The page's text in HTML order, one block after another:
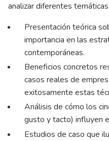
analizar diferentes
Presentación teórica
importancia en las
contemporáneas.
Beneficios concretos
casos reales de
exitosamente estas
Análisis de cómo los
gusto y tacto) influyen
Estudios de caso que